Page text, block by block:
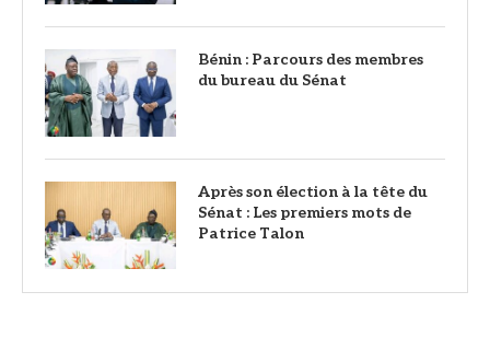
Bénin : Parcours des membres
du bureau du Sénat
Après son élection à la tête du
Sénat : Les premiers mots de
Patrice Talon